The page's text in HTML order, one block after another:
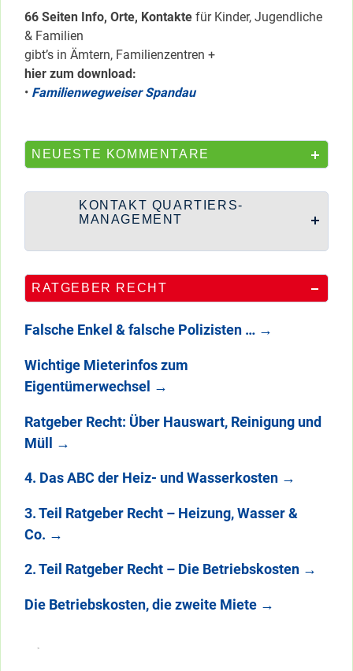
66 Seiten Info, Orte, Kontakte für Kinder, Jugendliche
& Familien
gibt’s in Ämtern, Familienzentren +
hier zum download:
• Familienwegweiser Spandau
NEUESTE KOMMENTARE
KONTAKT QUARTIERS-
MANAGEMENT
RATGEBER RECHT
Falsche Enkel & falsche Polizisten … →
Wichtige Mieterinfos zum
Eigentümerwechsel →
Ratgeber Recht: Über Hauswart, Reinigung und
Müll →
4. Das ABC der Heiz- und Wasserkosten →
3. Teil Ratgeber Recht – Heizung, Wasser &
Co. →
2. Teil Ratgeber Recht – Die Betriebskosten →
Die Betriebskosten, die zweite Miete →